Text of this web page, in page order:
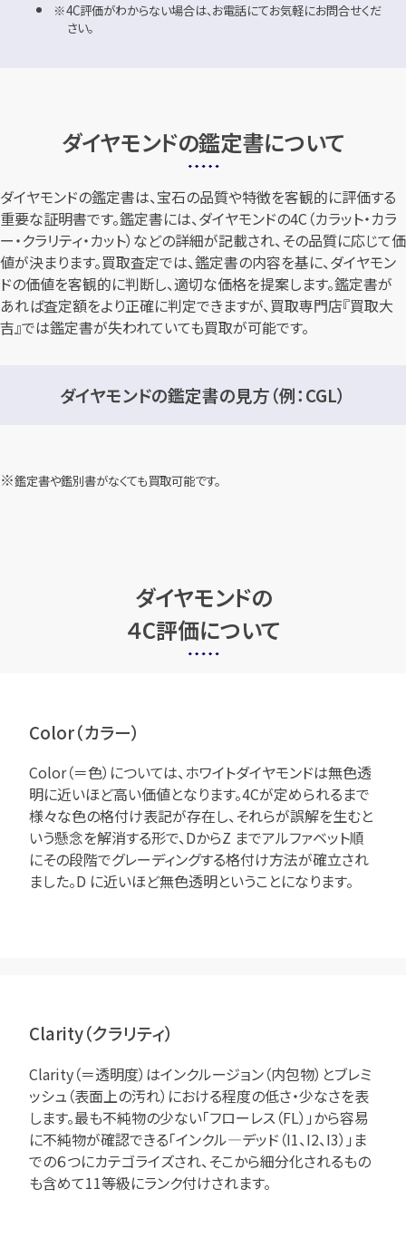
4C評価がわからない場合は、お電話にてお気軽にお問合せくだ
さい。
ダイヤモンドの鑑定書について
ダイヤモンドの鑑定書は、宝石の品質や特徴を客観的に評価する
重要な証明書です。鑑定書には、ダイヤモンドの4C（カラット・カラ
ー・クラリティ・カット）などの詳細が記載され、その品質に応じて価
値が決まります。買取査定では、鑑定書の内容を基に、ダイヤモン
ドの価値を客観的に判断し、適切な価格を提案します。鑑定書が
あれば査定額をより正確に判定できますが、買取専門店『買取大
吉』では鑑定書が失われていても買取が可能です。
ダイヤモンドの鑑定書の見方（例：CGL）
鑑定書や鑑別書がなくても買取可能です。
ダイヤモンドの
４C評価について
Color（カラー）
Color（＝色）については、ホワイトダイヤモンドは無色透
明に近いほど高い価値となります。4Cが定められるまで
様々な色の格付け表記が存在し、それらが誤解を生むと
いう懸念を解消する形で、DからZ までアルファベット順
にその段階でグレーディングする格付け方法が確立され
ました。D に近いほど無色透明ということになります。
Clarity（クラリティ）
Clarity（＝透明度）はインクルージョン（内包物）とブレミ
ッシュ（表面上の汚れ）における程度の低さ・少なさを表
します。最も不純物の少ない「フローレス（FL）」から容易
に不純物が確認できる「インクル―デッド（I1、I2、I3）」ま
での６つにカテゴライズされ、そこから細分化されるもの
も含めて11等級にランク付けされます。